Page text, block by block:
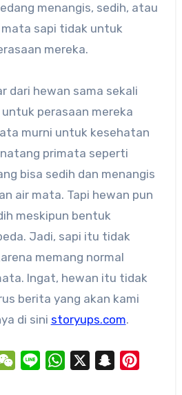
menangis, sedih, atau
mata sapi tidak untuk
mereka.
dari hewan sama sekali
perasaan mereka
murni untuk kesehatan
primata seperti
bisa sedih dan menangis
air mata. Tapi hewan pun
meskipun bentuk
Jadi, sapi itu tidak
memang normal
Ingat, hewan itu tidak
berita yang akan kami
di sini storyups.com.
WeChat
Line WhatsApp Snapchat